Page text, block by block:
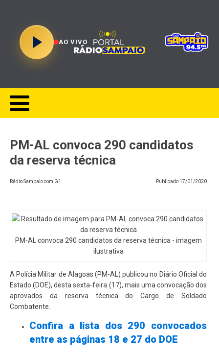
AO VIVO
PM-AL convoca 290 candidatos
da reserva técnica
Rádio Sampaio com G1 Publicado 17/01/2020
PM-AL convoca 290 candidatos da reserva técnica - imagem
ilustrativa
A Polícia Militar de Alagoas (PM-AL) publicou no Diário Oficial do
Estado (DOE), desta sexta-feira (17), mais uma convocação dos
aprovados da reserva técnica do Cargo de Soldado
Combatente.
Confira a lista dos 290 convocados
entre as páginas 18 e 27 do DOE